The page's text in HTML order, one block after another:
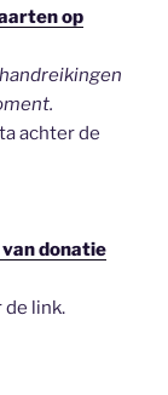
op
achter de
donatie
de link.